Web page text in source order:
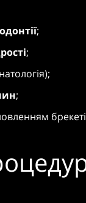
;
;
;